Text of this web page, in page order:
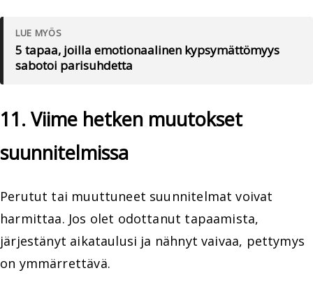
LUE MYÖS
5 tapaa, joilla emotionaalinen kypsymättömyys
sabotoi parisuhdetta
11. Viime hetken muutokset
suunnitelmissa
Perutut tai muuttuneet suunnitelmat voivat
harmittaa. Jos olet odottanut tapaamista,
järjestänyt aikataulusi ja nähnyt vaivaa, pettymys
on ymmärrettävä.